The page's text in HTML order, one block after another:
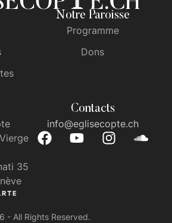
Notre Paroisse
Programme
Dons
35
Contacts
info@eglisecopte.ch
- All Rights Reserved.